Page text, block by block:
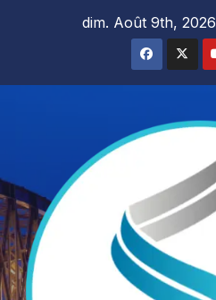
dim. Août 9th, 2026